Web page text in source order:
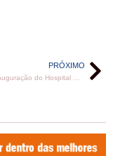
PRÓXIMO